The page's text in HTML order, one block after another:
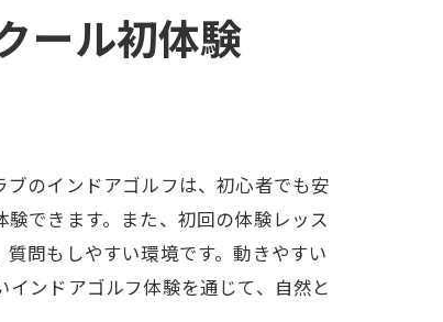
ール初体験
のインドアゴルフは、初心者でも安
できます。また、初回の体験レッス
問もしやすい環境です。動きやすい
ンドアゴルフ体験を通じて、自然と